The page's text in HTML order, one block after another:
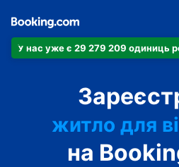
У нас уже є 29 279 209 одиниць
житло для
гостьовий
на